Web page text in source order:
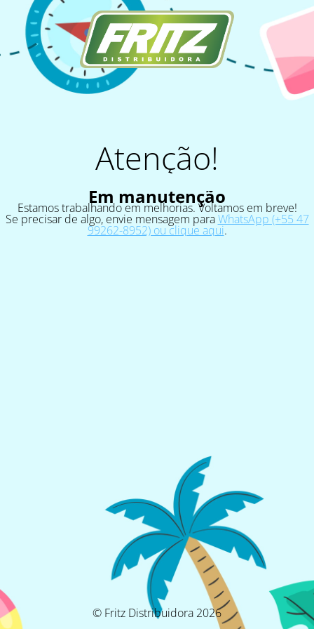
Atenção!
Em manutenção
Estamos trabalhando em melhorias. Voltamos em breve!
Se precisar de algo, envie mensagem paraWhatsApp (+55 47
99262-8952) ou clique aqui.
© Fritz Distribuidora 2026